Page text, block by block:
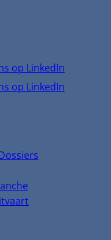
op LinkedIn
op LinkedIn